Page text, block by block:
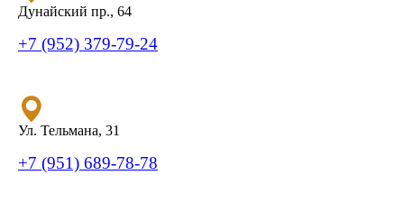
Дунайский пр., 64
+7 (952) 379-79-24
Ул. Тельмана, 31
+7 (951) 689-78-78